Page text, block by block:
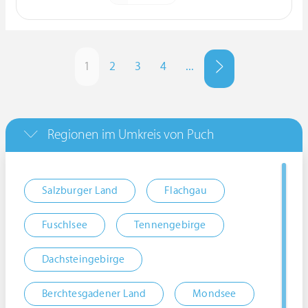
1 2 3 4 ...
Regionen im Umkreis von Puch
Salzburger Land Flachgau
Fuschlsee Tennengebirge
Dachsteingebirge
Berchtesgadener Land Mondsee